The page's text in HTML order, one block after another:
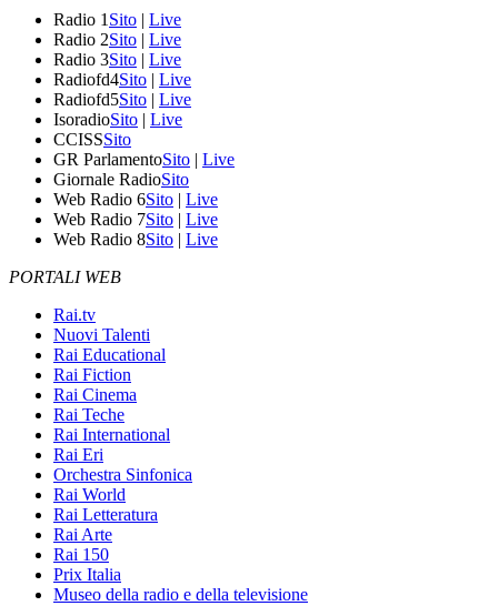
Radio 1 Sito | Live
Radio 2Sito | Live
Radio 3Sito | Live
Radiofd4Sito | Live
Radiofd5Sito | Live
IsoradioSito | Live
CCISSSito
GR ParlamentoSito | Live
Giornale RadioSito
Web Radio 6Sito | Live
Web Radio 7Sito | Live
Web Radio 8Sito | Live
PORTALI WEB
Rai.tv
Nuovi Talenti
Rai Educational
Rai Fiction
Rai Cinema
Rai Teche
Rai International
Rai Eri
Orchestra Sinfonica
Rai World
Rai Letteratura
Rai Arte
Rai 150
Prix Italia
Museo della radio e della televisione